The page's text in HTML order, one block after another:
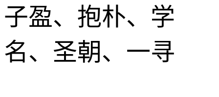
子盈、抱朴、学
名、圣朝、一寻